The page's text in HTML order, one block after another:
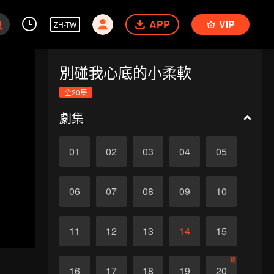
ZH-TW APP VIP
別碰我心底的小柔軟
全20集
劇集
01 02 03 04 05
06 07 08 09 10
11 12 13 14 15
16 17 18 19 20
終